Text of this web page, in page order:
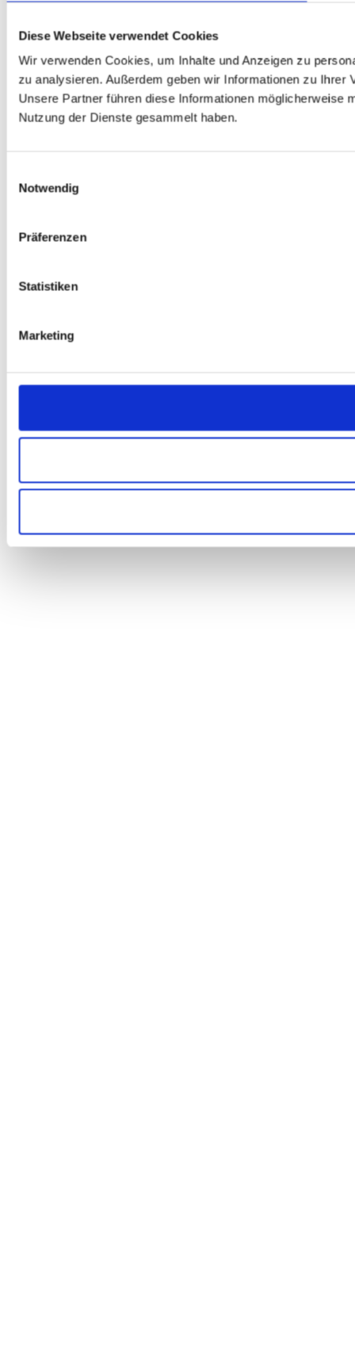
Diese Webseite verwendet Cookies
Wir verwenden Cookies, um Inhalte und Anzeigen zu
zu analysieren. Außerdem geben wir Informationen zu Ihrer
Unsere Partner führen diese Informationen möglicherweise
Nutzung der Dienste gesammelt haben.
Notwendig
Präferenzen
Statistiken
Marketing